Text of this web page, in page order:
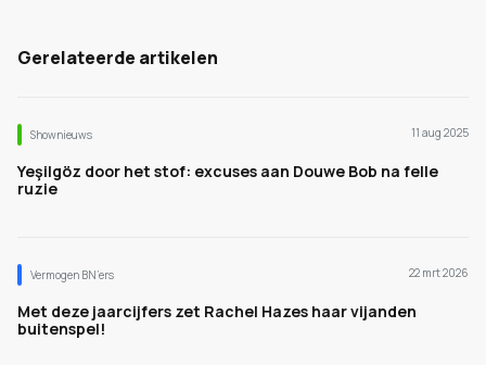
Gerelateerde artikelen
Shownieuws 11 aug 2025
Yeşilgöz door het stof: excuses aan Douwe Bob na felle
ruzie
Vermogen BN’ers 22 mrt 2026
Met deze jaarcijfers zet Rachel Hazes haar vijanden
buitenspel!